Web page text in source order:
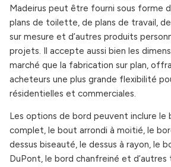
Madeirus peut être fourni sous forme
plans de toilette, de plans de travail,
sur mesure et d’autres produits
projets. Il accepte aussi bien les
marché que la fabrication sur plan,
acheteurs une plus grande flexibilité
résidentielles et commerciales.
Les options de bord peuvent inclure le
complet, le bout arrondi à moitié, le
dessus biseauté, le dessus à rayon, le
DuPont, le bord chanfreiné et